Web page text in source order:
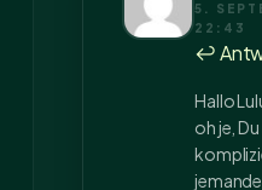
5.
22:43
↩
Hallo
oh je,